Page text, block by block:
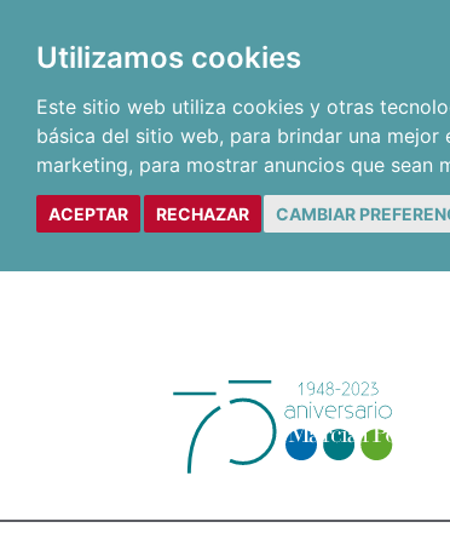
Utilizamos cookies
Este sitio web utiliza cookies y otras
básica del sitio web, para brindar una mejor
marketing, para mostrar anuncios que sean
ACEPTAR RECHAZAR CAMBIAR